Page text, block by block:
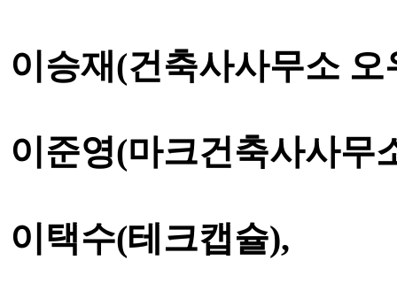
이승재 (건축사사무소 오
이준영(마크건축사사무
이택수(테크캡슐),